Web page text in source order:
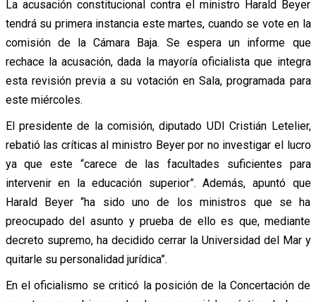
La acusación constitucional contra el ministro Harald Beyer
tendrá su primera instancia este martes, cuando se vote en la
comisión de la Cámara Baja. Se espera un informe que
rechace la acusación, dada la mayoría oficialista que integra
esta revisión previa a su votación en Sala, programada para
este miércoles.
El presidente de la comisión, diputado UDI Cristián Letelier,
rebatió las críticas al ministro Beyer por no investigar el lucro
ya que este “carece de las facultades suficientes para
intervenir en la educación superior”. Además, apuntó que
Harald Beyer “ha sido uno de los ministros que se ha
preocupado del asunto y prueba de ello es que, mediante
decreto supremo, ha decidido cerrar la Universidad del Mar y
quitarle su personalidad jurídica”.
En el oficialismo se criticó la posición de la Concertación de